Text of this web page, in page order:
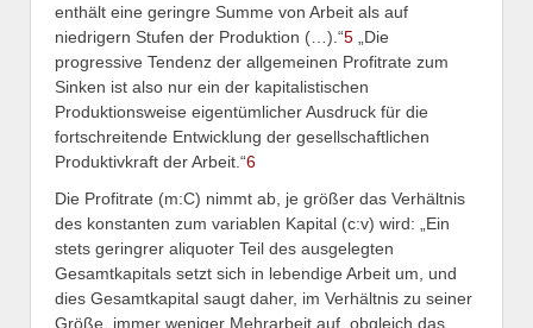
enthält eine geringre Summe von Arbeit als auf
niedrigern Stufen der Produktion (…).“5 „Die
progressive Tendenz der allgemeinen Profitrate zum
Sinken ist also nur ein der kapitalistischen
Produktionsweise eigentümlicher Ausdruck für die
fortschreitende Entwicklung der gesellschaftlichen
Produktivkraft der Arbeit.“6
Die Profitrate (m:C) nimmt ab, je größer das Verhältnis
des konstanten zum variablen Kapital (c:v) wird: „Ein
stets geringrer aliquoter Teil des ausgelegten
Gesamtkapitals setzt sich in lebendige Arbeit um, und
dies Gesamtkapital saugt daher, im Verhältnis zu seiner
Größe, immer weniger Mehrarbeit auf, obgleich das